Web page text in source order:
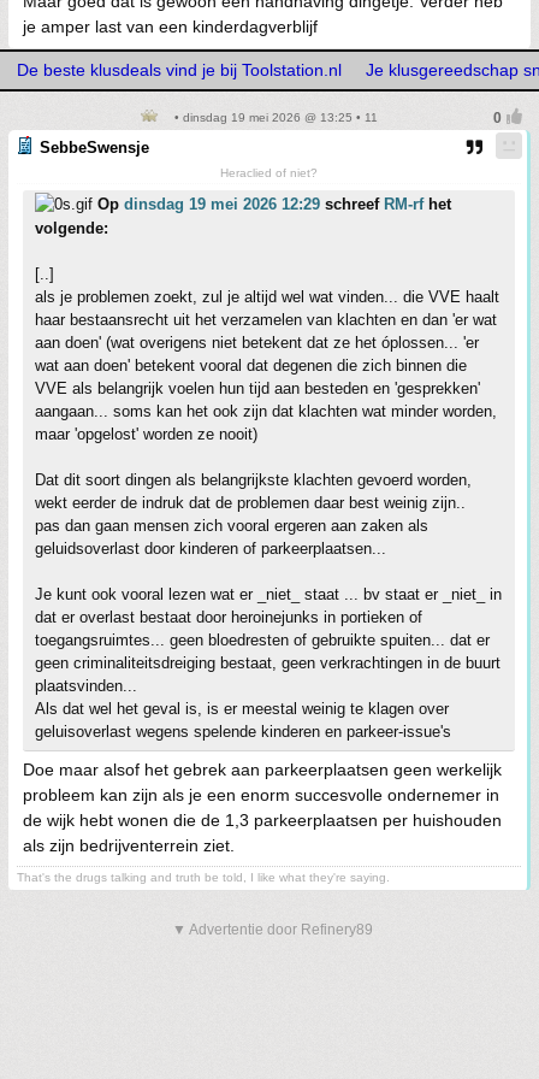
je amper last van een kinderdagverblijf
De beste klusdeals vind je bij Toolstation.nl Je klusgereedschap
• dinsdag 19 mei 2026 @ 13:25 • 11
SebbeSwensje
Heraclied of niet?
Op dinsdag 19 mei 2026 12:29 schreef RM-rfhet
volgende:
[..]
als je problemen zoekt, zul je altijd wel wat vinden... die VVE haalt
haar bestaansrecht uit het verzamelen van klachten en dan 'er wat
aan doen' (wat overigens niet betekent dat ze het óplossen... 'er
wat aan doen' betekent vooral dat degenen die zich binnen die
VVE als belangrijk voelen hun tijd aan besteden en 'gesprekken'
aangaan... soms kan het ook zijn dat klachten wat minder worden,
maar 'opgelost' worden ze nooit)
Dat dit soort dingen als belangrijkste klachten gevoerd worden,
wekt eerder de indruk dat de problemen daar best weinig zijn..
pas dan gaan mensen zich vooral ergeren aan zaken als
geluidsoverlast door kinderen of parkeerplaatsen...
Je kunt ook vooral lezen wat er _niet_ staat ... bv staat er _niet_ in
dat er overlast bestaat door heroinejunks in portieken of
toegangsruimtes... geen bloedresten of gebruikte spuiten... dat er
geen criminaliteitsdreiging bestaat, geen verkrachtingen in de buurt
plaatsvinden...
Als dat wel het geval is, is er meestal weinig te klagen over
geluisoverlast wegens spelende kinderen en parkeer-issue's
Doe maar alsof het gebrek aan parkeerplaatsen geen werkelijk
probleem kan zijn als je een enorm succesvolle ondernemer in
de wijk hebt wonen die de 1,3 parkeerplaatsen per huishouden
als zijn bedrijventerrein ziet.
That's the drugs talking and truth be told, I like what they're saying.
▼ Advertentie door Refinery89